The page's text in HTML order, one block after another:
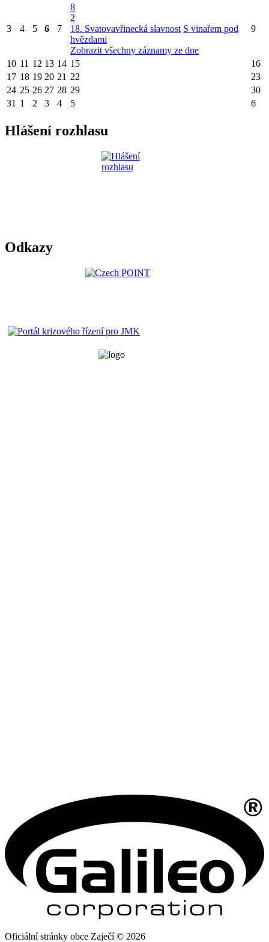
3 4 5 6 7
8
2
18. Svatovavřinecká slavnost S vinařem pod
hvězdami
Zobrazit všechny záznamy ze dne
9
10 11 12 13 14 15
16
17 18 19 20 21 22
23
24 25 26 27 28 29
30
31 1 2 3 4 5 6
Hlášení rozhlasu
Odkazy
Oficiální stránky obce Zaječí © 2026